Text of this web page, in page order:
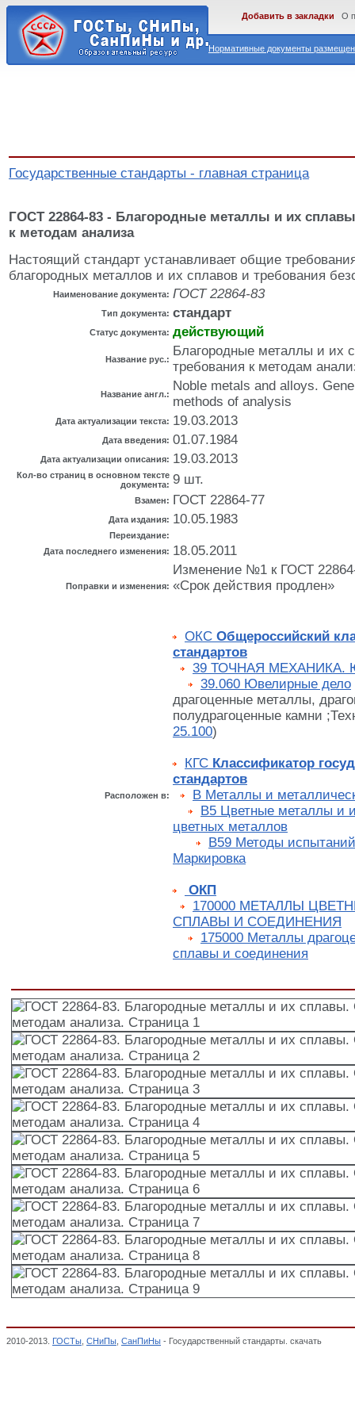
Нормативные документы
Добавить в закладки О
Государственные стандарты - главная страница
ГОСТ 22864-83 - Благородные металлы и их
к методам анализа
Настоящий стандарт устанавливает общие
благородных металлов и их сплавов и требования
Наименование документа: ГОСТ 22864-83
Тип документа: стандарт
Статус документа: действующий
Название рус.:
Благородные металлы и их
требования к методам
Название англ.:
Noble metals and alloys.
methods of analysis
Дата актуализации текста: 19.03.2013
Дата введения: 01.07.1984
Дата актуализации описания: 19.03.2013
Кол-во страниц в основном тексте
документа: 9 шт.
Взамен: ГОСТ 22864-77
Дата издания: 10.05.1983
Переиздание:
Дата последнего изменения: 18.05.2011
Поправки и изменения:
Изменение №1 к ГОСТ
«Срок действия продлен»
Расположен в:
ОКС Общероссийский
стандартов
39 ТОЧНАЯ
39.060 Ювелирные дело
драгоценные металлы,
полудрагоценные камни
25.100)
КГС Классификатор
стандартов
В Металлы и
В5 Цветные металлы и
цветных металлов
В59 Методы
Маркировка
ОКП
170000 МЕТАЛЛЫ
СПЛАВЫ И СОЕДИНЕНИЯ
175000 Металлы
сплавы и соединения
2010-2013. ГОСТы СНиПы СанПиНы - Государственный стандарты. скачать